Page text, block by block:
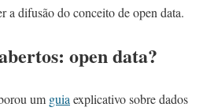
a difusão do conceito de open data.
open data?
um guia explicativo sobre dados